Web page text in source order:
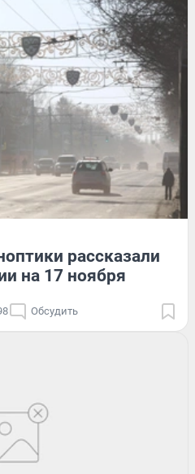
рассказали
на 17 ноября
Обсудить